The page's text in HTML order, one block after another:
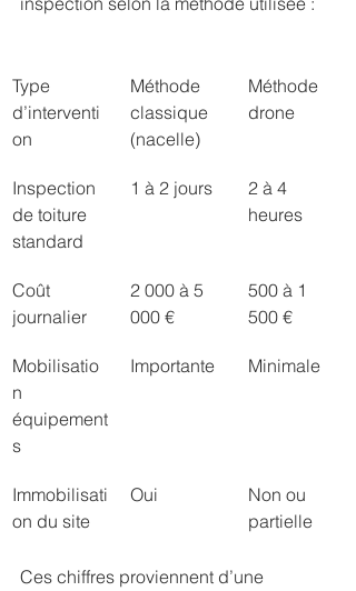
Type
d’interventi
on
Méthode
classique
(nacelle)
Méthode
drone
Inspection
de toiture
standard
1 à 2 jours
2 à 4
heures
Coût
journalier
2 000 à 5
000 €
500 à 1
500 €
Mobilisatio
n
équipement
s
Importante Minimale
Immobilisati
on du site
Oui
Non ou
partielle
Ces chiffres proviennent d’une